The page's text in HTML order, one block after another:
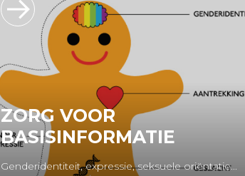
ZORG VOOR
BASISINFORMATIE
Genderidentiteit, expressie, seksuele oriëntatie...